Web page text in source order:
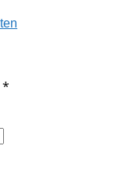
*